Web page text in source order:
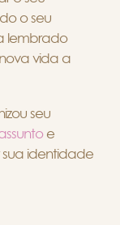
o seu
lembrado
vida a
seu
e
sua identidade